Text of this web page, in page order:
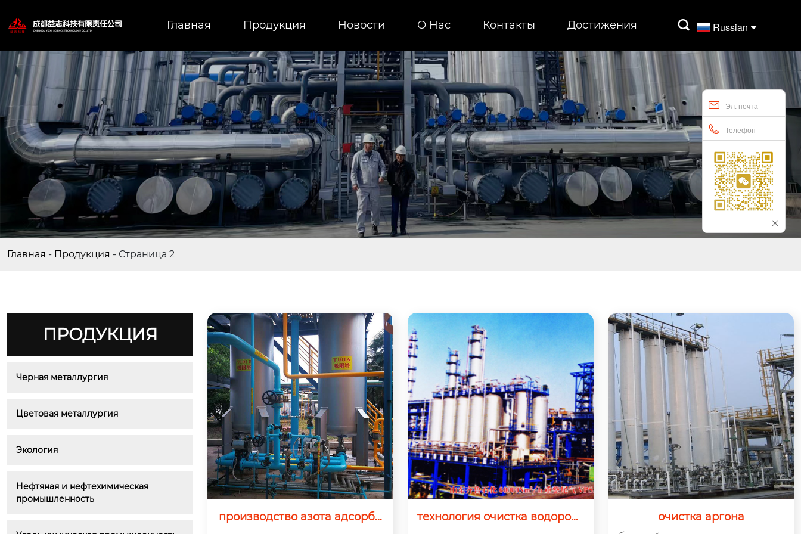
Главная Продукция Новости О Нас Контакты Достижения  Russian
Эл. почта
Телефон
Главная - Продукция - Страница 2
ПРОДУКЦИЯ
Черная металлургия
Цветовая металлургия
Экология
Нефтяная и нефтехимическая
промышленность
производство азота адсорбц
технология очистка водорода
очистка аргона